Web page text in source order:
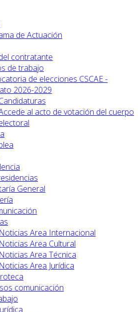
de Actuación
contratante
de trabajo
de elecciones CSCAE -
2026-2029
al acto de votación del cuerpo
General
Noticias Area Internacional
Noticias Area Cultural
Noticias Area Técnica
Noticias Area Jurídica
comunicación